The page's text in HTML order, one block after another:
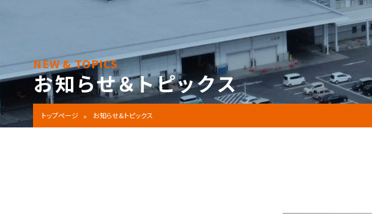
NEW & TOPICS
お知らせ＆トピックス
トップページ お知らせ&トピックス